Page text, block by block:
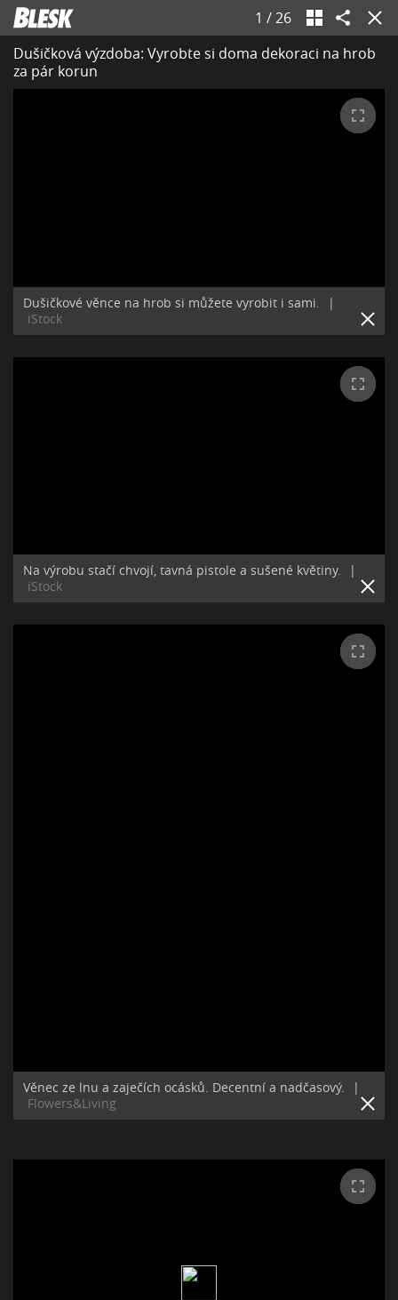
1 /26
Dušičková výzdoba: Vyrobte si doma dekoraci na hrob
za pár korun
Dušičkové věnce na hrob si můžete vyrobit i sami.
|
iStock
Na výrobu stačí chvojí, tavná pistole a sušené květiny.
|
iStock
Věnec ze lnu a zaječích ocásků. Decentní a nadčasový.
|
Flowers&Living